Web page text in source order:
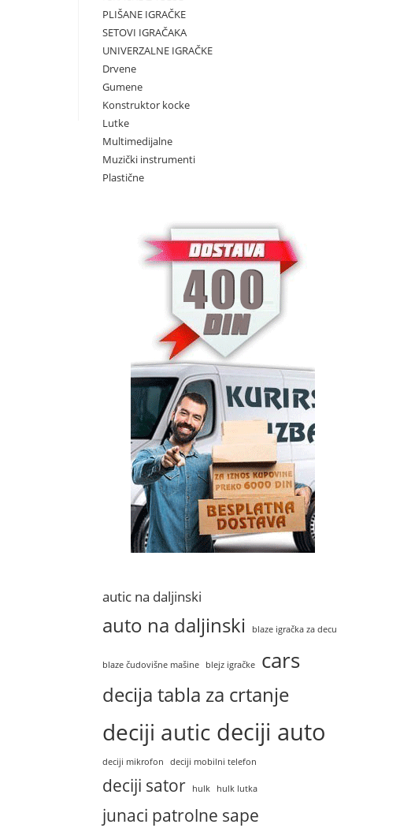
PLIŠANE IGRAČKE
SETOVI IGRAČAKA
UNIVERZALNE IGRAČKE
Drvene
Gumene
Konstruktor kocke
Lutke
Multimedijalne
Muzički instrumenti
Plastične
autic na daljinski
auto na daljinski blaze igračka za decu
blaze čudovišne mašine blejz igračke cars
decija tabla za crtanje
deciji autic deciji auto
deciji mikrofon deciji mobilni telefon
deciji sator hulk hulk lutka
junaci patrolne sape